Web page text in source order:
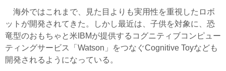
海外ではこれまで、見た目よりも実用性を重視したロボ
ットが開発されてきた。しかし最近は、子供を対象に、恐
竜型のおもちゃと米IBMが提供するコグニティブコンピュー
ティングサービス「Watson」をつなぐCognitive Toyなども
開発されるようになっている。